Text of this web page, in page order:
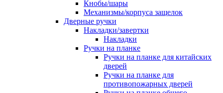
Кнобы/шары
Механизмы/корпуса защелок
Дверные ручки
Накладки/завертки
Накладки
Ручки на планке
Ручки на планке для китайских
дверей
Ручки на планке для
противопожарных дверей